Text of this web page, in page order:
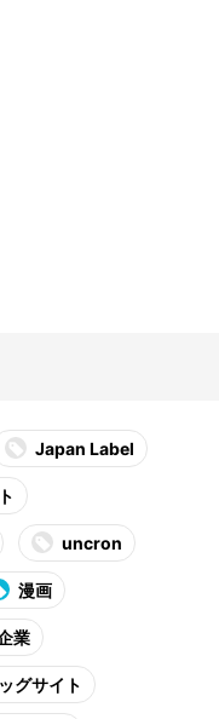
Japan Label
uncron
漫画
業
グサイト